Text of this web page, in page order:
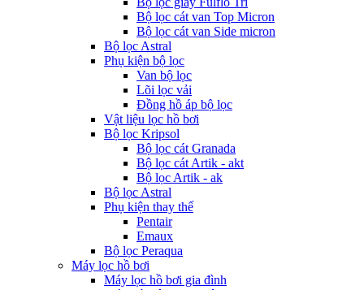
Bộ lọc cát van Top Micron
Bộ lọc cát van Side micron
Bộ lọc Astral
Phụ kiện bộ lọc
Van bộ lọc
Lõi lọc vải
Đồng hồ áp bộ lọc
Vật liệu lọc hồ bơi
Bộ lọc Kripsol
Bộ lọc cát Granada
Bộ lọc cát Artik - akt
Bộ lọc Artik - ak
Bộ lọc Astral
Phụ kiện thay thế
Pentair
Emaux
Bộ lọc Peraqua
Máy lọc hồ bơi
Máy lọc hồ bơi gia đình